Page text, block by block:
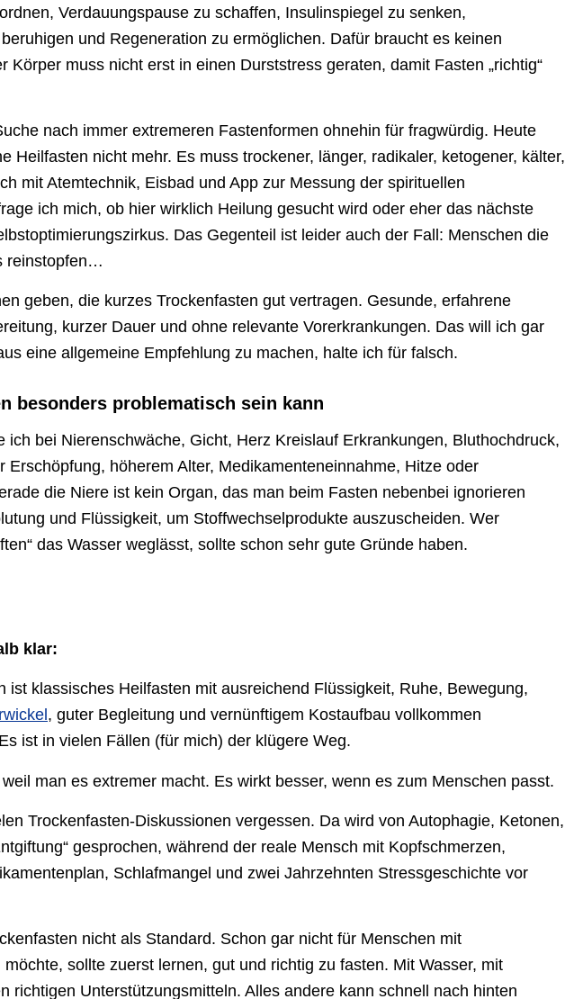
Verdauungspause zu schaffen, Insulinspiegel zu senken,
und Regeneration zu ermöglichen. Dafür braucht es keinen
Körper muss nicht erst in einen Durststress geraten, damit Fasten „richtig“
nach immer extremeren Fastenformen ohnehin für fragwürdig. Heute
Heilfasten nicht mehr. Es muss trockener, länger, radikaler, ketogener, kälter,
mit Atemtechnik, Eisbad und App zur Messung der spirituellen
ich mich, ob hier wirklich Heilung gesucht wird oder eher das nächste
Das Gegenteil ist leider auch der Fall: Menschen die
reinstopfen…
geben, die kurzes Trockenfasten gut vertragen. Gesunde, erfahrene
kurzer Dauer und ohne relevante Vorerkrankungen. Das will ich gar
eine allgemeine Empfehlung zu machen, halte ich für falsch.
besonders problematisch sein kann
ich bei Nierenschwäche, Gicht, Herz Kreislauf Erkrankungen, Bluthochdruck,
Erschöpfung, höherem Alter, Medikamenteneinnahme, Hitze oder
die Niere ist kein Organ, das man beim Fasten nebenbei ignorieren
und Flüssigkeit, um Stoffwechselprodukte auszuscheiden. Wer
das Wasser weglässt, sollte schon sehr gute Gründe haben.
klar:
ist klassisches Heilfasten mit ausreichend Flüssigkeit, Ruhe, Bewegung,
, guter Begleitung und vernünftigem Kostaufbau vollkommen
ist in vielen Fällen (für mich) der klügere Weg.
man es extremer macht. Es wirkt besser, wenn es zum Menschen passt.
Trockenfasten-Diskussionen vergessen. Da wird von Autophagie, Ketonen,
gesprochen, während der reale Mensch mit Kopfschmerzen,
Schlafmangel und zwei Jahrzehnten Stressgeschichte vor
nicht als Standard. Schon gar nicht für Menschen mit
sollte zuerst lernen, gut und richtig zu fasten. Mit Wasser, mit
richtigen Unterstützungsmitteln. Alles andere kann schnell nach hinten